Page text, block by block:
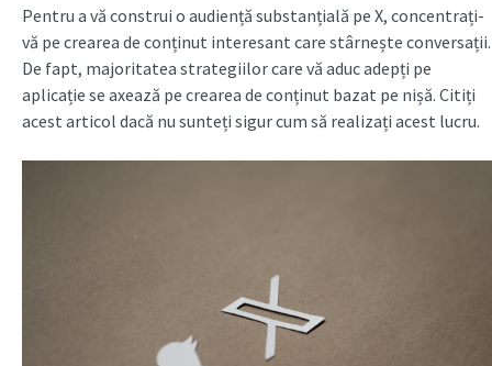
Pentru a vă construi o audiență substanțială pe X, concentrați-
vă pe crearea de conținut interesant care stârnește conversații.
De fapt, majoritatea strategiilor care vă aduc adepți pe
aplicație se axează pe crearea de conținut bazat pe nișă. Citiți
acest articol dacă nu sunteți sigur cum să realizați acest lucru.